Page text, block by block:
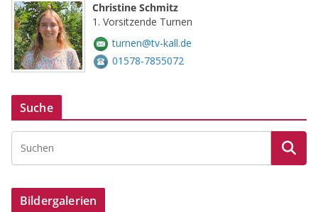
Christine Schmitz
1. Vorsitzende Turnen
turnen@tv-kall.de
01578-7855072
Suche
Bildergalerien